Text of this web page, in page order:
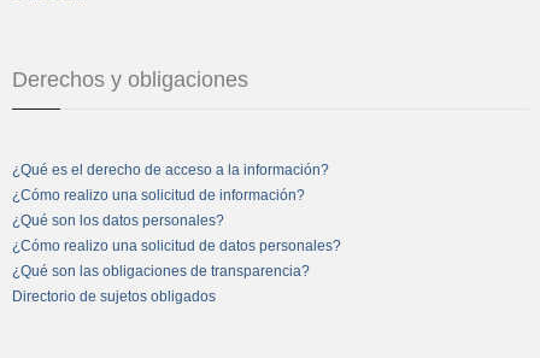
Derechos y obligaciones
¿Qué es el derecho de acceso a la información?
¿Cómo realizo una solicitud de información?
¿Qué son los datos personales?
¿Cómo realizo una solicitud de datos personales?
¿Qué son las obligaciones de transparencia?
Directorio de sujetos obligados